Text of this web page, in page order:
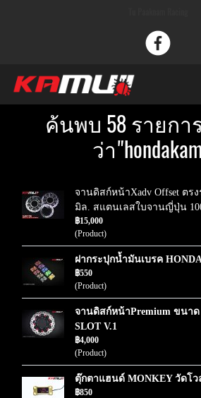
ค้นพบ 58 รายกา
ว่า
จานดิสก์หน้าXadv Offset ตร
มิล. สแตนเลสใบจานญี่ปุ่น
฿15,000
(Product)
ฝากระปุกน้ำมันเบรค
฿550
(Product)
จานดิสก์หน้าPremium ขนาด
SLOT V.1
฿4,000
(Product)
ตุ๊กตาแฮนด์ MONKEY วัดโ
฿850